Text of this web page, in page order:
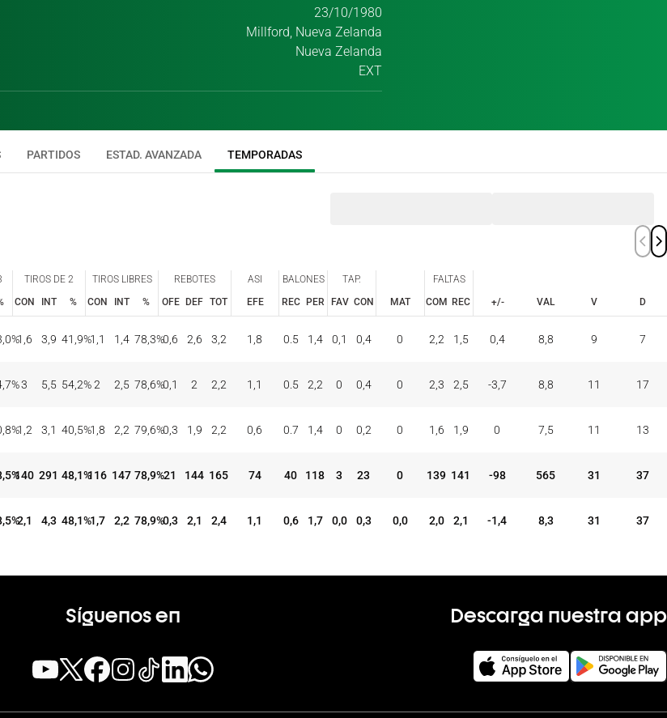
23/10/1980
Millford, Nueva Zelanda
Nueva Zelanda
EXT
PARTIDOS ESTAD. AVANZADA TEMPORADAS
TIROS DE 2 TIROS LIBRES REBOTES ASI BALONES
TAP.
MAT
FALTAS
+/-
VAL V D
CON INT % CON INT % OFE DEF TOT EFE REC PER FAV CON COM REC
+/-
VAL
%1,6 3,9 41,9%1,1 1,4 78,3%0,6 2,6 3,2 1,8 0.5 1,4 0,1 0,4 0 2,2 1,5 0,4 8,8 9 7
%3 5,5 54,2%2 2,5 78,6%0,1 2 2,2 1,1 0.5 2,2 0 0,4 0 2,3 2,5 -3,7 8,8 11 17
%1,2 3,1 40,5%1,8 2,2 79,6%0,3 1,9 2,2 0,6 0.7 1,4 0 0,2 0 1,6 1,9 0 7,5 11 13
%140 291 48,1%116 147 78,9%21 144 165 74 40 118 3 23 0 139 141 -98 565 31 37
%2,1 4,3 48,1%1,7 2,2 78,9%0,3 2,1 2,4 1,1 0,6 1,7 0,0 0,3 0,0 2,0 2,1 -1,4 8,3 31 37
Síguenos en Descarga nuestra app